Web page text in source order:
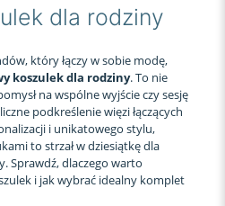
dla rodziny
który łączy w sobie modę,
koszulek dla rodziny. To nie
na wspólne wyjście czy sesję
podkreślenie więzi łączących
i unikatowego stylu,
to strzał w dziesiątkę dla
Sprawdź, dlaczego warto
i jak wybrać idealny komplet